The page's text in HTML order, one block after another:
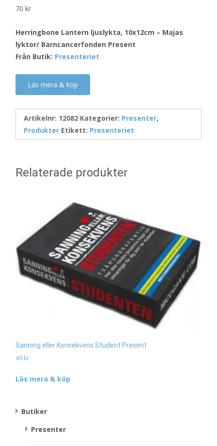
70 kr
Herringbone Lantern ljuslykta, 10x12cm – Majas
lyktor/ Barncancerfonden Present
Från Butik: Presenteriet
Läs mera & köp
Artikelnr: 12082 Kategorier: Presenter,
Produkter Etikett: Presenteriet
Relaterade produkter
Sanning eller Konsekvens Student Present
49 kr
Läs mera & köp
Butiker
Presenter